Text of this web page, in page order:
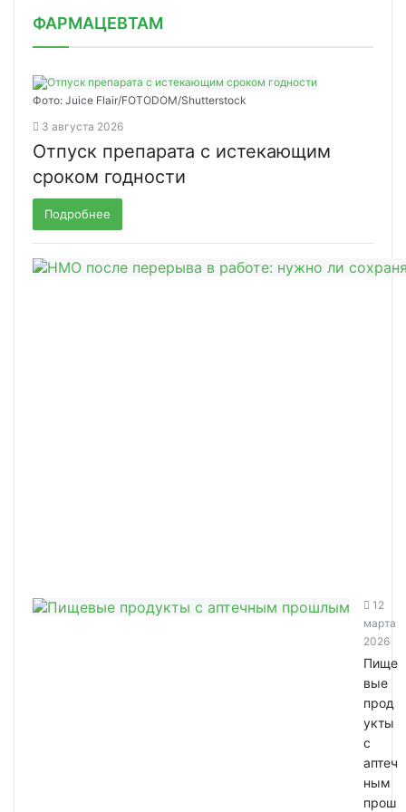
ФАРМАЦЕВТАМ
Фото: Juice Flair/FOTODOM/Shutterstoсk
3 августа 2026
Отпуск препарата с истекающим
сроком годности
Подробнее
12
марта
2026
Пище
вые
прод
укты
с
аптеч
ным
прош